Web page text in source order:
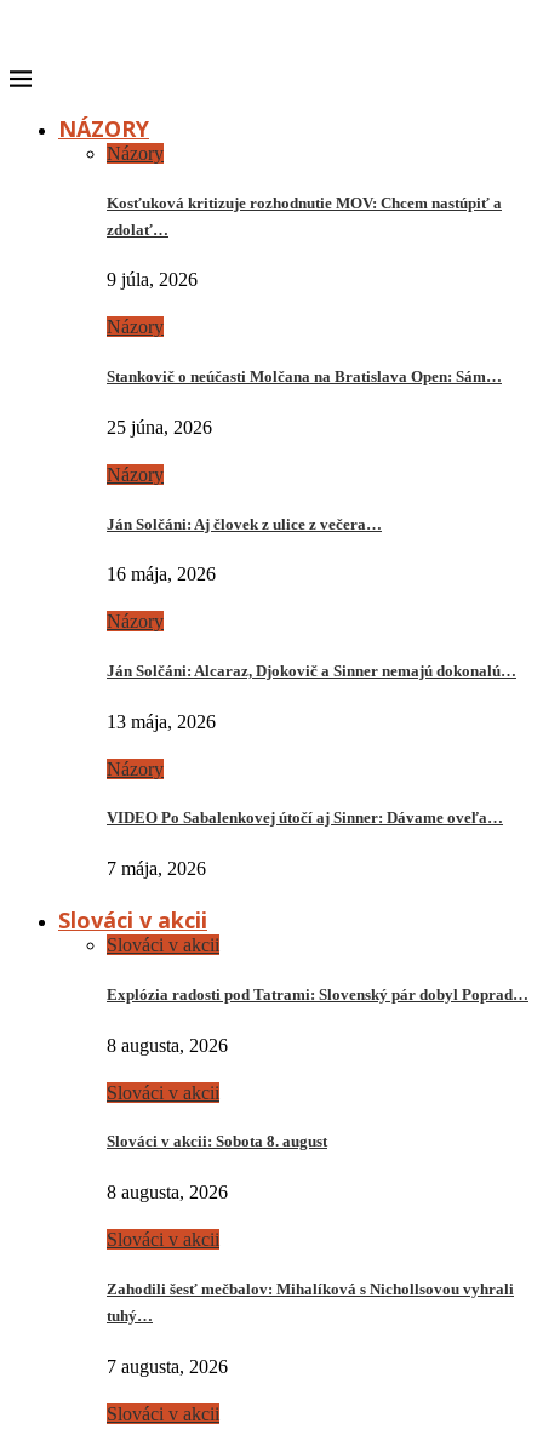
NÁZORY
Názory
Kosťuková kritizuje rozhodnutie MOV: Chcem nastúpiť a
zdolať…
9 júla, 2026
Názory
Stankovič o neúčasti Molčana na Bratislava Open: Sám…
25 júna, 2026
Názory
Ján Solčáni: Aj človek z ulice z večera…
16 mája, 2026
Názory
Ján Solčáni: Alcaraz, Djokovič a Sinner nemajú dokonalú…
13 mája, 2026
Názory
VIDEO Po Sabalenkovej útočí aj Sinner: Dávame oveľa…
7 mája, 2026
Slováci v akcii
Slováci v akcii
Explózia radosti pod Tatrami: Slovenský pár dobyl Poprad…
8 augusta, 2026
Slováci v akcii
Slováci v akcii: Sobota 8. august
8 augusta, 2026
Slováci v akcii
Zahodili šesť mečbalov: Mihalíková s Nichollsovou vyhrali
tuhý…
7 augusta, 2026
Slováci v akcii